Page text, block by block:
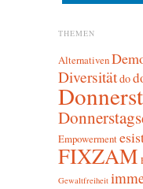
THEMEN
Alternativen
Diversitätdo
Empowerment
FIXZAM
Gewaltfreiheit